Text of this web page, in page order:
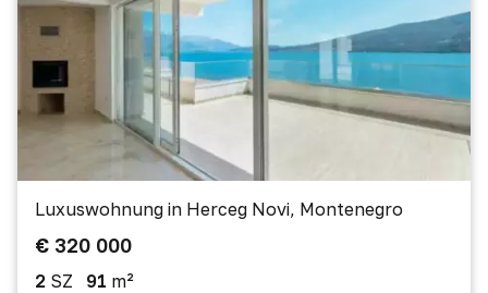
Luxuswohnung in Herceg Novi, Montenegro
€ 320 000
2 SZ 91 m²